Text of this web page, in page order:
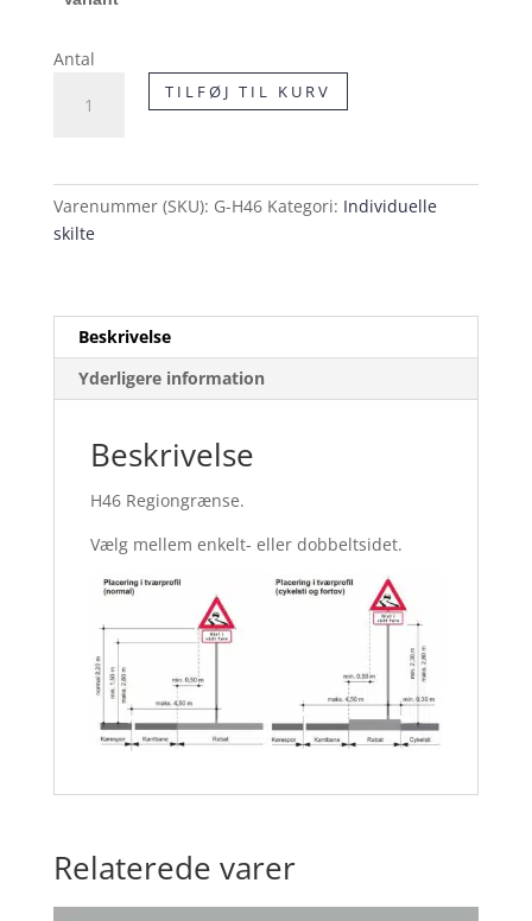
Antal
Regiongrænse
TILFØJ TIL KURV
Varenummer (SKU): G-H46 Kategori: Individuelle
skilte
Beskrivelse
Yderligere information
Beskrivelse
H46 Regiongrænse.
Vælg mellem enkelt- eller dobbeltsidet.
Relaterede varer